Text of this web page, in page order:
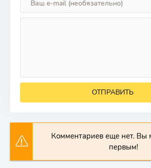
ОТПРАВИТЬ
Комментариев еще нет. Вы
первым!